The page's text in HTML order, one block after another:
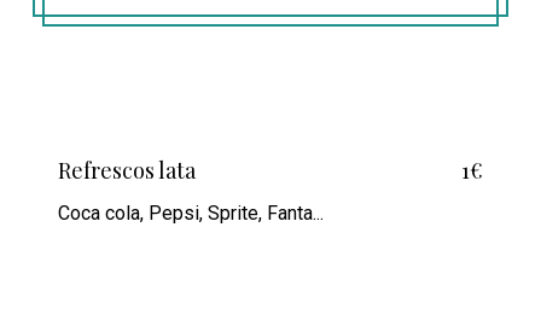
Refrescos lata 1€
Coca cola, Pepsi, Sprite, Fanta...